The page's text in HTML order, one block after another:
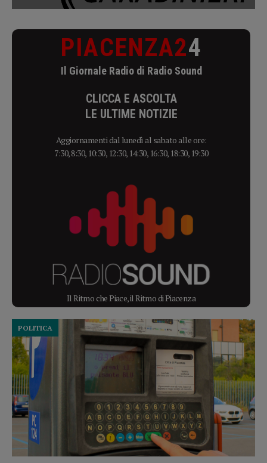
PIACENZA24
Il Giornale Radio di Radio Sound
CLICCA E ASCOLTA
LE ULTIME NOTIZIE
Aggiornamenti dal lunedì al sabato alle ore:
7:30, 8:30, 10:30, 12:30, 14:30, 16:30, 18:30, 19:30
Il Ritmo che Piace, il Ritmo di Piacenza
POLITICA